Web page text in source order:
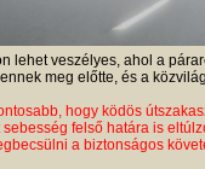
lehet veszélyes, ahol a
meg előtte, és a
hogy ködös
felső határa is
a biztonságos